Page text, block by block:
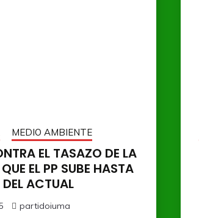
MEDIO AMBIENTE
EL TASAZO DE LA
EL PP SUBE HASTA
ACTUAL
partidoiuma